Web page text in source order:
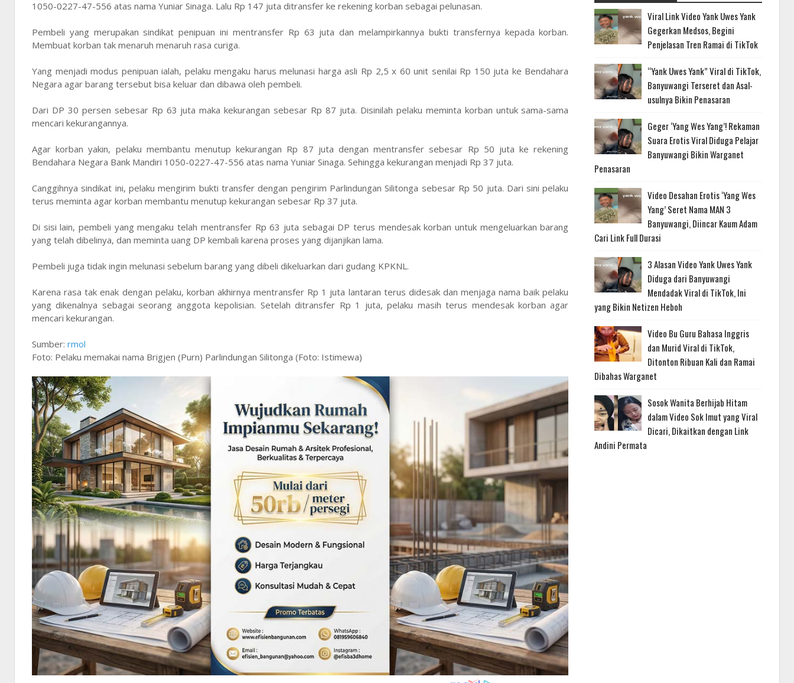
1050-0227-47-556 atas nama Yuniar Sinaga. Lalu Rp 147 juta ditransfer ke rekening korban sebagai pelunasan.
Pembeli yang merupakan sindikat penipuan ini mentransfer Rp 63 juta dan melampirkannya bukti transfernya kepada korban.
Membuat korban tak menaruh menaruh rasa curiga.
Yang menjadi modus penipuan ialah, pelaku mengaku harus melunasi harga asli Rp 2,5 x 60 unit senilai Rp 150 juta ke Bendahara
Negara agar barang tersebut bisa keluar dan dibawa oleh pembeli.
Dari DP 30 persen sebesar Rp 63 juta maka kekurangan sebesar Rp 87 juta. Disinilah pelaku meminta korban untuk sama-sama
mencari kekurangannya.
Agar korban yakin, pelaku membantu menutup kekurangan Rp 87 juta dengan mentransfer sebesar Rp 50 juta ke rekening
Bendahara Negara Bank Mandiri 1050-0227-47-556 atas nama Yuniar Sinaga. Sehingga kekurangan menjadi Rp 37 juta.
Canggihnya sindikat ini, pelaku mengirim bukti transfer dengan pengirim Parlindungan Silitonga sebesar Rp 50 juta. Dari sini pelaku
terus meminta agar korban membantu menutup kekurangan sebesar Rp 37 juta.
Di sisi lain, pembeli yang mengaku telah mentransfer Rp 63 juta sebagai DP terus mendesak korban untuk mengeluarkan barang
yang telah dibelinya, dan meminta uang DP kembali karena proses yang dijanjikan lama.
Pembeli juga tidak ingin melunasi sebelum barang yang dibeli dikeluarkan dari gudang KPKNL.
Karena rasa tak enak dengan pelaku, korban akhirnya mentransfer Rp 1 juta lantaran terus didesak dan menjaga nama baik pelaku
yang dikenalnya sebagai seorang anggota kepolisian. Setelah ditransfer Rp 1 juta, pelaku masih terus mendesak korban agar
mencari kekurangan.
Sumber: rmol
Foto: Pelaku memakai nama Brigjen (Purn) Parlindungan Silitonga (Foto: Istimewa)
Viral Link Video Yank Uwes Yank
Gegerkan Medsos, Begini
Penjelasan Tren Ramai di TikTok
“Yank Uwes Yank” Viral di TikTok,
Banyuwangi Terseret dan Asal-
usulnya Bikin Penasaran
Geger ‘Yang Wes Yang’! Rekaman
Suara Erotis Viral Diduga Pelajar
Banyuwangi Bikin Warganet
Penasaran
Video Desahan Erotis ‘Yang Wes
Yang’ Seret Nama MAN 3
Banyuwangi, Diincar Kaum Adam
Cari Link Full Durasi
3 Alasan Video Yank Uwes Yank
Diduga dari Banyuwangi
Mendadak Viral di TikTok, Ini
yang Bikin Netizen Heboh
Video Bu Guru Bahasa Inggris
dan Murid Viral di TikTok,
Ditonton Ribuan Kali dan Ramai
Dibahas Warganet
Sosok Wanita Berhijab Hitam
dalam Video Sok Imut yang Viral
Dicari, Dikaitkan dengan Link
Andini Permata